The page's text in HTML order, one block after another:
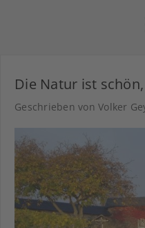
Die Natur ist
Geschrieben von Volker